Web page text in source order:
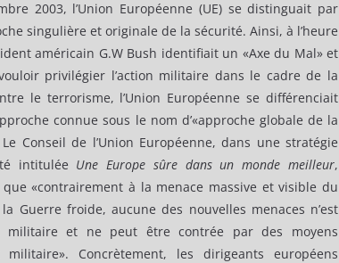
2003, l’Union Européenne (UE) se distinguait par
singulière et originale de la sécurité. Ainsi, à l’heure
américain G.W Bush identifiait un «Axe du Mal» et
privilégier l’action militaire dans le cadre de la
le terrorisme, l’Union Européenne se différenciait
connue sous le nom d’«approche globale de la
Conseil de l’Union Européenne, dans une stratégie
intitulée Une Europe sûre dans un monde meilleur,
«contrairement à la menace massive et visible du
Guerre froide, aucune des nouvelles menaces n’est
militaire et ne peut être contrée par des moyens
militaire». Concrètement, les dirigeants européens